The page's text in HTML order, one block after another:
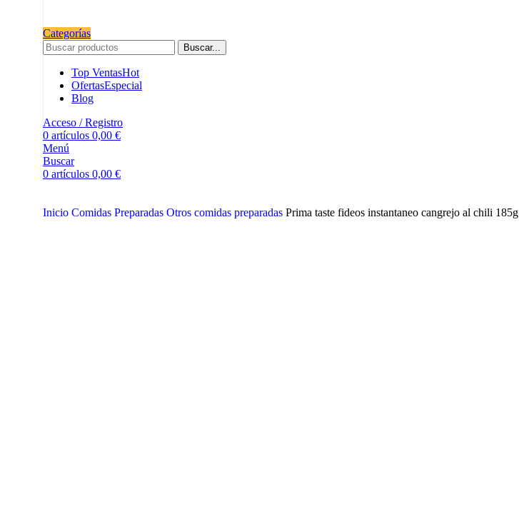
🌶️ Descubre el auténtico sabor de Indonesia con
Condiciones de venta
Envío y devoluciones
Categorías
Buscar...
Top VentasHot
OfertasEspecial
Blog
Acceso / Registro
0 artículos 0,00 €
Menú
Buscar
0 artículos 0,00 €
Inicio Comidas Preparadas Otros comidas preparadas Prima taste fideos instantaneo cangrejo al chili 185g